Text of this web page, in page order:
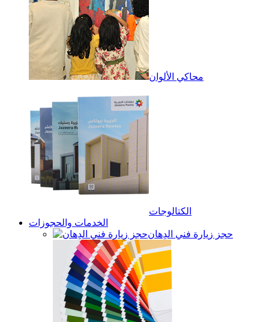
محاكي الألوان
الكتالوجات
الخدمات والحجوزات
حجز زيارة فني الدِهان